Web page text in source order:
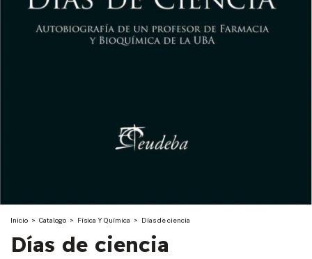
Inicio > Catalogo > Física Y Química > Días de ciencia
Días de ciencia